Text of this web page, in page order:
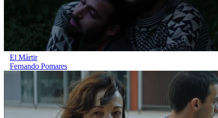
El Màrtir
Fernando Pomares